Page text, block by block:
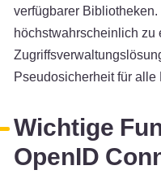
verfügbarer
höchstwahrscheinlich zu
Pseudosicherheit für
Wichtige
OpenID